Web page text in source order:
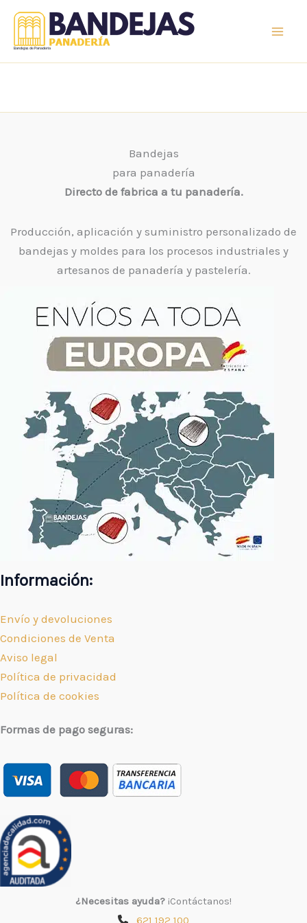
contenido
Bandejas de Panaderia
Bandejas
para panadería
Directo de fabrica a tu panadería.
Producción, aplicación y suministro personalizado de
bandejas y moldes para los procesos industriales y
artesanos de panadería y pastelería.
Información:
Envío y devoluciones
Condiciones de Venta
Aviso legal
Política de privacidad
Política de cookies
Formas de pago seguras:
¿Necesitas ayuda? ¡Contáctanos!
621 192 100